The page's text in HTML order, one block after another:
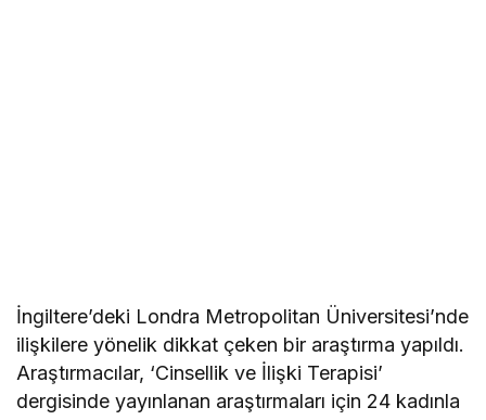
İngiltere’deki Londra Metropolitan Üniversitesi’nde
ilişkilere yönelik dikkat çeken bir araştırma yapıldı.
Araştırmacılar, ‘Cinsellik ve İlişki Terapisi’
dergisinde yayınlanan araştırmaları için 24 kadınla